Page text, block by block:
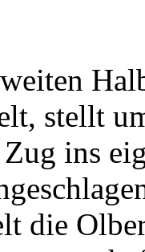
stellt
ins
die